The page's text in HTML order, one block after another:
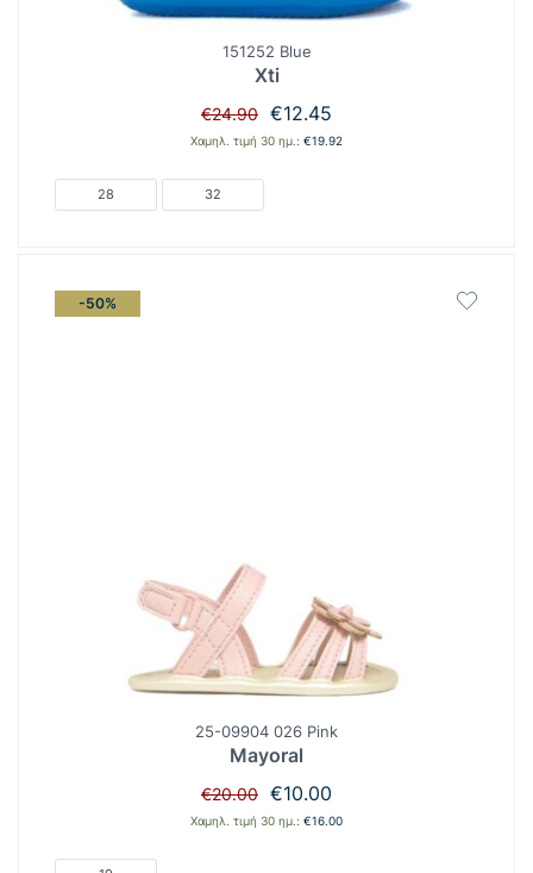
151252 Blue
Xti
€24.90 Original
price
€12.45
τρέχουσα
Χαμηλ. τιμή 30 ημ.: €19.92
28 32
-50%
25-09904 026 Pink
Mayoral
€20.00 Original
price
€10.00
τρέχουσα
Χαμηλ. τιμή 30 ημ.: €16.00